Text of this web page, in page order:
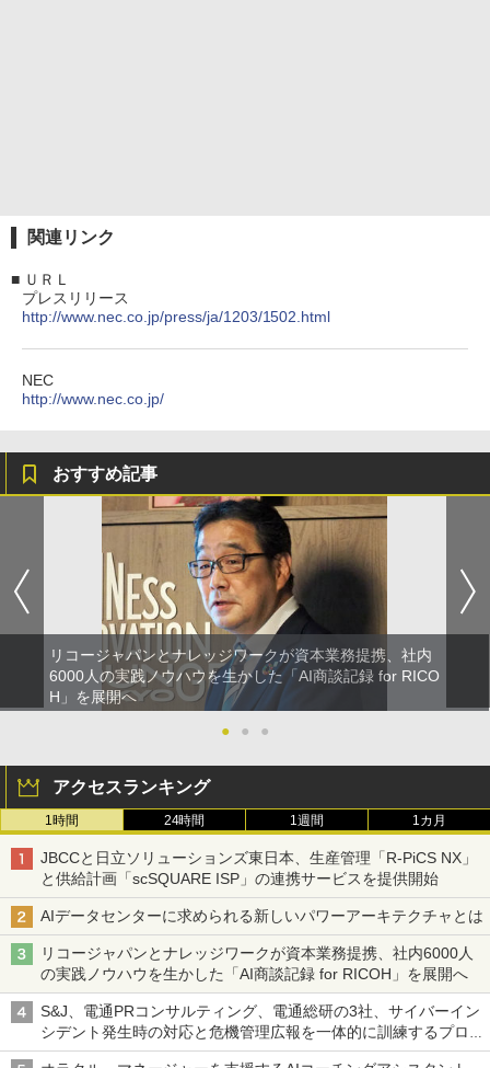
関連リンク
■ ＵＲＬ
プレスリリース
http://www.nec.co.jp/press/ja/1203/1502.html
NEC
http://www.nec.co.jp/
おすすめ記事
リコージャパンとナレッジワークが資本業務提携、社内
6000人の実践ノウハウを生かした「AI商談記録 for RICO
H」を展開へ
●
● ●
アクセスランキング
1時間 24時間 1週間 1カ月
JBCCと日立ソリューションズ東日本、生産管理「R-PiCS NX」
と供給計画「scSQUARE ISP」の連携サービスを提供開始
AIデータセンターに求められる新しいパワーアーキテクチャとは
リコージャパンとナレッジワークが資本業務提携、社内6000人
の実践ノウハウを生かした「AI商談記録 for RICOH」を展開へ
S&J、電通PRコンサルティング、電通総研の3社、サイバーイン
シデント発生時の対応と危機管理広報を一体的に訓練するプログ
ラムを提供